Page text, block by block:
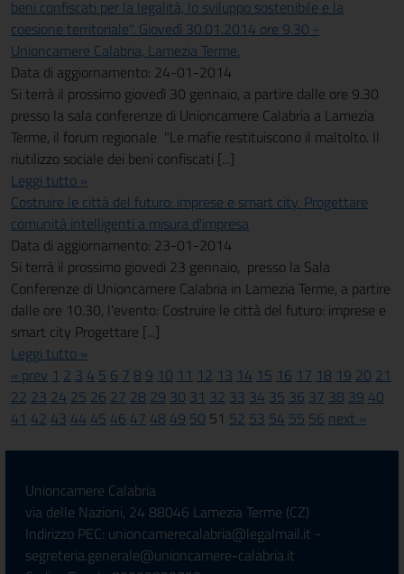
beni confiscati per la legalità, lo sviluppo sostenibile e la
coesione territoriale". Giovedì 30.01.2014 ore 9.30 -
Unioncamere Calabria, Lamezia Terme.
Data di aggiornamento: 24-01-2014
Si terrà il prossimo giovedì 30 gennaio, a partire dalle ore 9.30
presso la sala conferenze di Unioncamere Calabria a Lamezia
Terme, il forum regionale "Le mafie restituiscono il maltolto. Il
riutilizzo sociale dei beni confiscati [...]
Leggi tutto »
Costruire le città del futuro: imprese e smart city. Progettare
comunità intelligenti a misura d'impresa
Data di aggiornamento: 23-01-2014
Si terrà il prossimo giovedi 23 gennaio, presso la Sala
Conferenze di Unioncamere Calabria in Lamezia Terme, a partire
dalle ore 10.30, l'evento: Costruire le città del futuro: imprese e
smart city Progettare [...]
Leggi tutto »
« prev 1 2 3 4 5 6 7 8 9 10 11 12 13 14 15 16 17 18 19 20 21
22 23 24 25 26 27 28 29 30 31 32 33 34 35 36 37 38 39 40
41 42 43 44 45 46 47 48 49 50 51 52 53 54 55 56 next »
Unioncamere Calabria
via delle Nazioni, 24 88046 Lamezia Terme (CZ)
Indirizzo PEC: unioncamerecalabria@legalmail.it -
segreteria.generale@unioncamere-calabria.it